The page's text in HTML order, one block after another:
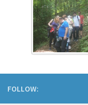
FOLLOW: